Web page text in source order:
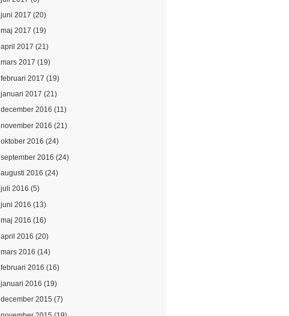
juni 2017 (20)
maj 2017 (19)
april 2017 (21)
mars 2017 (19)
februari 2017 (19)
januari 2017 (21)
december 2016 (11)
november 2016 (21)
oktober 2016 (24)
september 2016 (24)
augusti 2016 (24)
juli 2016 (5)
juni 2016 (13)
maj 2016 (16)
april 2016 (20)
mars 2016 (14)
februari 2016 (16)
januari 2016 (19)
december 2015 (7)